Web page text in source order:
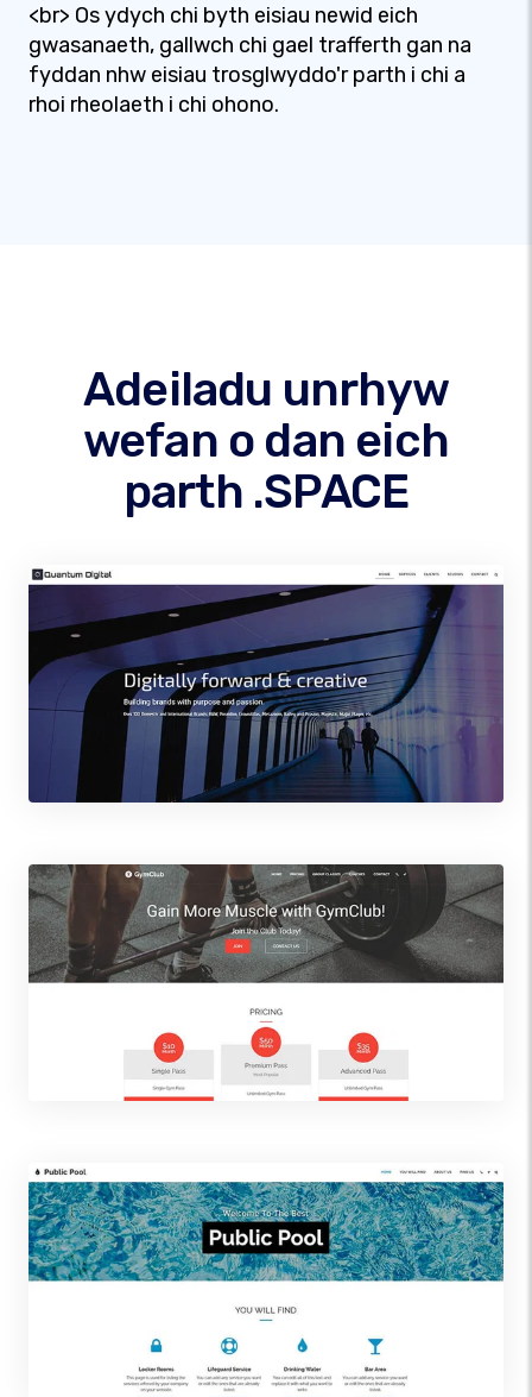
<br> Os ydych chi byth eisiau newid eich
gwasanaeth, gallwch chi gael trafferth gan na
fyddan nhw eisiau trosglwyddo'r parth i chi a
rhoi rheolaeth i chi ohono.
Adeiladu unrhyw
wefan o dan eich
parth .SPACE